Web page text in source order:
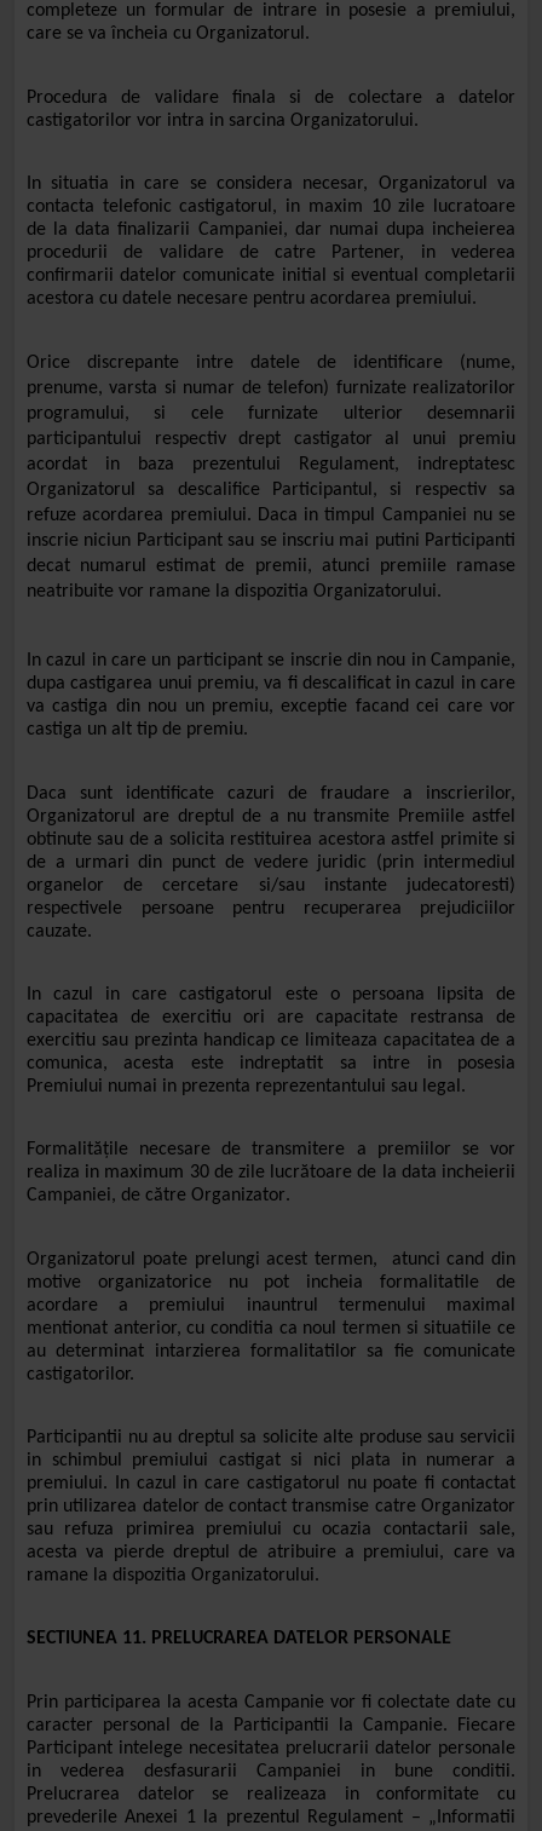
completeze un formular de intrare in posesie a premiului,
care se va încheia cu Organizatorul.
Procedura de validare finala si de colectare a datelor
castigatorilor vor intra in sarcina Organizatorului.
In situatia in care se considera necesar, Organizatorul
va
contacta telefonic castigatorul, in maxim 10 zile lucratoare
de la data finalizarii Campaniei, dar numai dupa incheierea
procedurii de validare de catre Partener, in vederea
confirmarii datelor comunicate initial si eventual completarii
acestora cu datele necesare pentru acordarea premiului.
Orice discrepante intre datele de identificare (nume,
prenume, varsta si numar de telefon) furnizate realizatorilor
programului, si cele furnizate ulterior desemnarii
participantului respectiv drept castigator al unui premiu
acordat in baza prezentului Regulament, indreptatesc
Organizatorul sa descalifice Participantul, si respectiv sa
refuze acordarea premiului. Daca in timpul Campaniei nu se
inscrie niciun Participant sau se inscriu mai putini Participanti
decat numarul estimat de premii, atunci premiile ramase
neatribuite vor ramane la dispozitia Organizatorului.
In cazul in care un participant se inscrie din nou in Campanie,
dupa castigarea unui premiu, va fi descalificat in cazul in care
va castiga din nou un premiu, exceptie facand cei care vor
castiga un alt tip de premiu.
Daca sunt identificate cazuri de fraudare a inscrierilor,
Organizatorul are dreptul de a nu transmite Premiile astfel
obtinute sau de a solicita restituirea acestora astfel primite si
de a urmari din punct de vedere juridic (prin intermediul
organelor de cercetare si/sau instante judecatoresti)
respectivele persoane pentru recuperarea prejudiciilor
cauzate.
In cazul in care castigatorul este o persoana lipsita de
capacitatea de exercitiu ori are capacitate restransa de
exercitiu sau prezinta handicap ce limiteaza capacitatea de a
comunica, acesta este indreptatit sa intre in posesia
Premiului numai in prezenta reprezentantului sau legal.
Formalitățile necesare de transmitere a premiilor se vor
realiza in maximum 30 de zile lucrătoare de la data incheierii
Campaniei, de către Organizator.
Organizatorul poate prelungi acest termen, atunci cand din
motive organizatorice nu pot incheia formalitatile de
acordare a premiului inauntrul termenului maximal
mentionat anterior, cu conditia ca noul termen si situatiile ce
au determinat intarzierea formalitatilor sa fie comunicate
castigatorilor.
Participantii nu au dreptul sa solicite alte produse sau servicii
in schimbul premiului castigat si nici plata in numerar a
premiului. In cazul in care castigatorul nu poate fi contactat
prin utilizarea datelor de contact transmise catre Organizator
sau refuza primirea premiului cu ocazia contactarii sale,
acesta va pierde dreptul de atribuire a premiului, care va
ramane la dispozitia Organizatorului.
SECTIUNEA 11. PRELUCRAREA DATELOR PERSONALE
Prin participarea la acesta Campanie vor fi colectate date cu
caracter personal de la Participantii la Campanie. Fiecare
Participant intelege necesitatea prelucrarii datelor personale
in vederea desfasurarii Campaniei in bune conditii.
Prelucrarea datelor se realizeaza in conformitate cu
prevederile Anexei 1 la prezentul Regulament – „Informatii